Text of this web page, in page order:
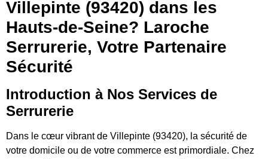
Villepinte (93420) dans les
Hauts-de-Seine? Laroche
Serrurerie, Votre Partenaire
Sécurité
Introduction à Nos Services de
Serrurerie
Dans le cœur vibrant de Villepinte (93420), la sécurité de
votre domicile ou de votre commerce est primordiale. Chez